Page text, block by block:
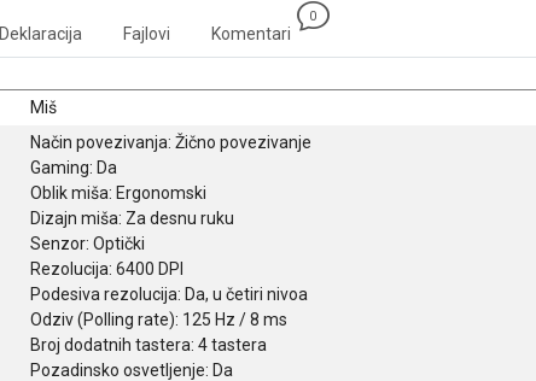
Deklaracija Fajlovi Komentari
0
Miš
Način povezivanja: Žično povezivanje
Gaming: Da
Oblik miša: Ergonomski
Dizajn miša: Za desnu ruku
Senzor: Optički
Rezolucija: 6400 DPI
Podesiva rezolucija: Da, u četiri nivoa
Odziv (Polling rate): 125 Hz / 8 ms
Broj dodatnih tastera: 4 tastera
Pozadinsko osvetljenje: Da